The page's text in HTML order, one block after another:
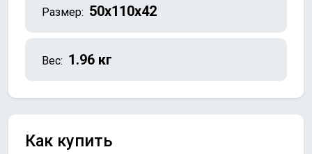
Размер: 50x110x42
Вес: 1.96 кг
Как купить